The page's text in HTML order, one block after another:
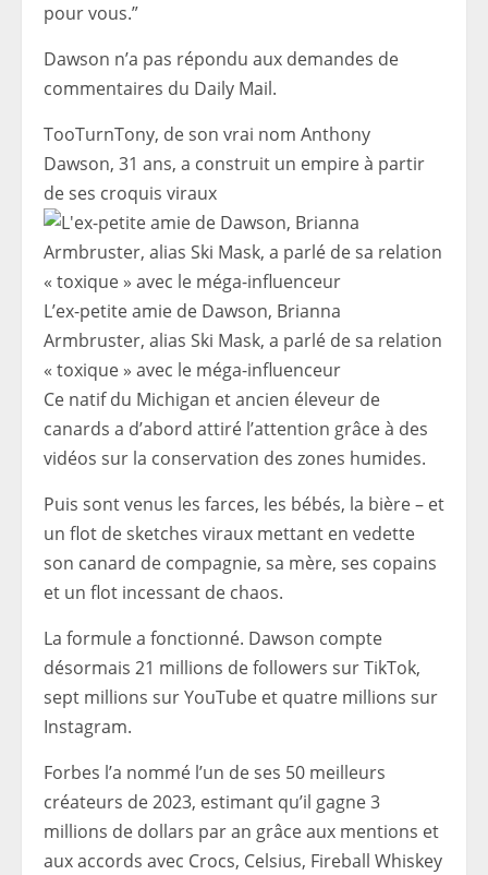
pour vous.”
Dawson n’a pas répondu aux demandes de
commentaires du Daily Mail.
TooTurnTony, de son vrai nom Anthony
Dawson, 31 ans, a construit un empire à partir
de ses croquis viraux
L’ex-petite amie de Dawson, Brianna
Armbruster, alias Ski Mask, a parlé de sa relation
« toxique » avec le méga-influenceur
Ce natif du Michigan et ancien éleveur de
canards a d’abord attiré l’attention grâce à des
vidéos sur la conservation des zones humides.
Puis sont venus les farces, les bébés, la bière – et
un flot de sketches viraux mettant en vedette
son canard de compagnie, sa mère, ses copains
et un flot incessant de chaos.
La formule a fonctionné. Dawson compte
désormais 21 millions de followers sur TikTok,
sept millions sur YouTube et quatre millions sur
Instagram.
Forbes l’a nommé l’un de ses 50 meilleurs
créateurs de 2023, estimant qu’il gagne 3
millions de dollars par an grâce aux mentions et
aux accords avec Crocs, Celsius, Fireball Whiskey